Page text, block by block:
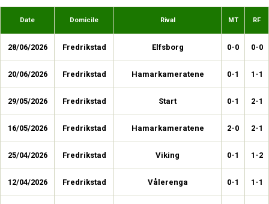
Date Domicile Rival MT RF
28/06/2026 Fredrikstad Elfsborg 0-0 0-0
20/06/2026 Fredrikstad Hamarkameratene 0-1 1-1
29/05/2026 Fredrikstad Start 0-1 2-1
16/05/2026 Fredrikstad Hamarkameratene 2-0 2-1
25/04/2026 Fredrikstad Viking 0-1 1-2
12/04/2026 Fredrikstad Vålerenga 0-1 1-1